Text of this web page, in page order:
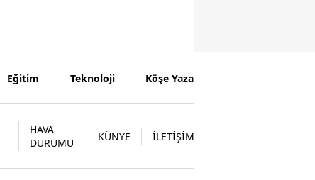
Eğitim Teknoloji Köşe Yazarları
HAVA
DURUMU
KÜNYE İLETİŞİM